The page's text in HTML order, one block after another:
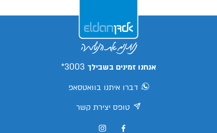
אנחנו זמינים בשבילך 3003*
דברו איתנו בוואטסאפ
טופס יצירת קשר